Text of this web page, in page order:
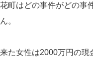
町はどの事件がどの事
。
た女性は2000万円の現